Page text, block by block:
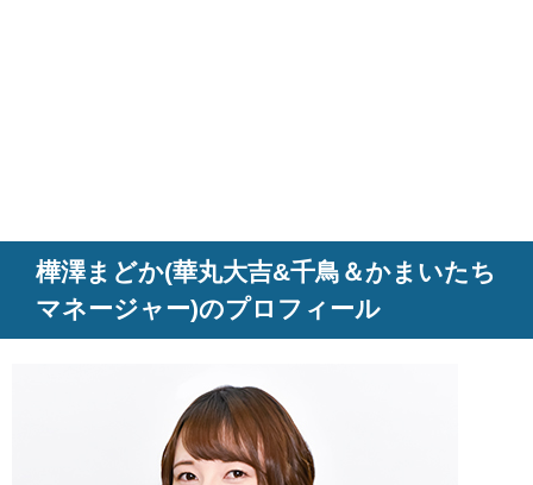
樺澤まどか(華丸大吉&千鳥＆かまいたち
マネージャー)のプロフィール